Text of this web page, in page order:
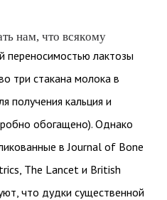
нам, что всякому
переносимостью лактозы
три стакана молока в
получения кальция и
обогащено). Однако
в Journal of Bone
The Lancet и British
что дудки существенной